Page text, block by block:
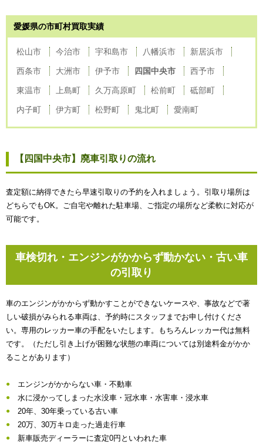
愛媛県の市町村買取実績
松山市 今治市 宇和島市 八幡浜市 新居浜市
西条市 大洲市 伊予市 四国中央市 西予市
東温市 上島町 久万高原町 松前町 砥部町
内子町 伊方町 松野町 鬼北町 愛南町
【四国中央市】廃車引取りの流れ
査定額に納得できたら早速引取りの予約を入れましょう。引取り場所は
どちらでもOK。ご自宅や離れた駐車場、ご指定の場所など柔軟に対応が
可能です。
車検切れ・エンジンがかからず動かない・古い車
の引取り
車のエンジンがかからず動かすことができないケースや、事故などで著
しい破損がみられる車両は、予約時にスタッフまでお申し付けくださ
い。専用のレッカー車の手配をいたします。もちろんレッカー代は無料
です。（ただし引き上げが困難な状態の車両については別途料金がかか
ることがあります）
エンジンがかからない車・不動車
水に浸かってしまった水没車・冠水車・水害車・浸水車
20年、30年乗っている古い車
20万、30万キロ走った過走行車
新車販売ディーラーに査定0円といわれた車